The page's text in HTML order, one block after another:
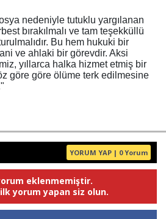
nedeniyle tutuklu yargılanan
bırakılmalı ve tam teşekküllü
Bu hem hukuki bir
ve ahlaki bir görevdir. Aksi
yıllarca halka hizmet etmiş bir
göre göre ölüme terk edilmesine
YORUM YAP | 0 Yorum
eklenmemiştir.
yorum yapan siz olun.